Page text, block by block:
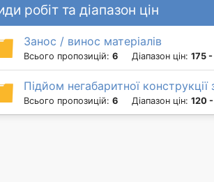
робіт та діапазон цін
Занос / винос матеріалів
Всього пропозицій: 6 Діапазон цін: 175
Підйом негабаритної
Всього пропозицій: 6 Діапазон цін: 120